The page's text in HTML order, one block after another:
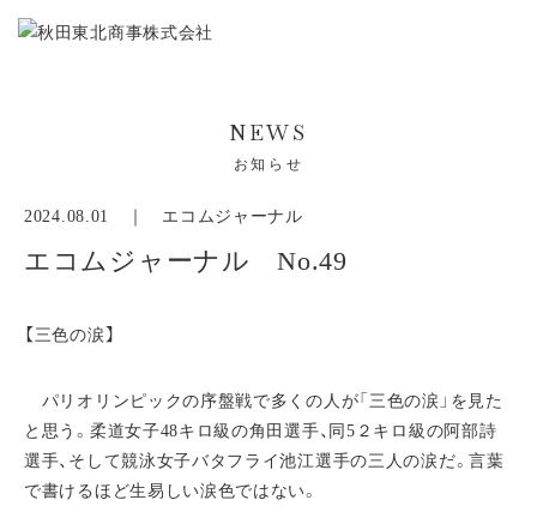
NEWS
お知らせ
2024.08.01 ｜ エコムジャーナル
エコムジャーナル No.49
【三色の涙】
パリオリンピックの序盤戦で多くの人が「三色の涙」を見た
と思う。柔道女子48キロ級の角田選手、同5２キロ級の阿部詩
選手、そして競泳女子バタフライ池江選手の三人の涙だ。言葉
で書けるほど生易しい涙色ではない。